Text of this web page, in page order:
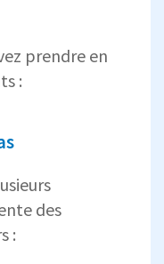
prendre en
:
des
: